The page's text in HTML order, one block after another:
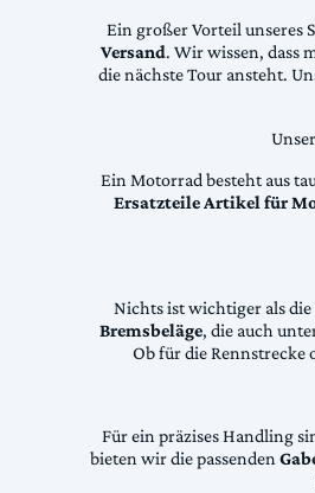
Ein großer Vorteil unseres
Versand. Wir wissen, dass
die nächste Tour ansteht.
Ein Motorrad besteht aus
Ersatzteile Artikel für
Nichts ist wichtiger als
Bremsbeläge, die auch
Ob für die Rennstrecke
Für ein präzises Handling
bieten wir die passenden